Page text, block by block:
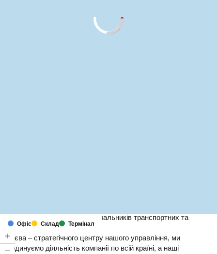
Офіс Склад Термінал
DSV– один із провідних постачальників транспортних та
логістичних послуг в Україні.
З Києва – стратегічного центру нашого управління, ми
координуємо діяльність компанії по всій країні, а наші